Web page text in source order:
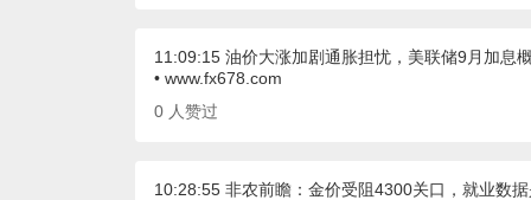
11:09:15 油价大涨加剧通胀担忧，美联储9月加息
• www.fx678.com
0 人赞过
10:28:55 非农前瞻：金价受阻4300关口，就业数据